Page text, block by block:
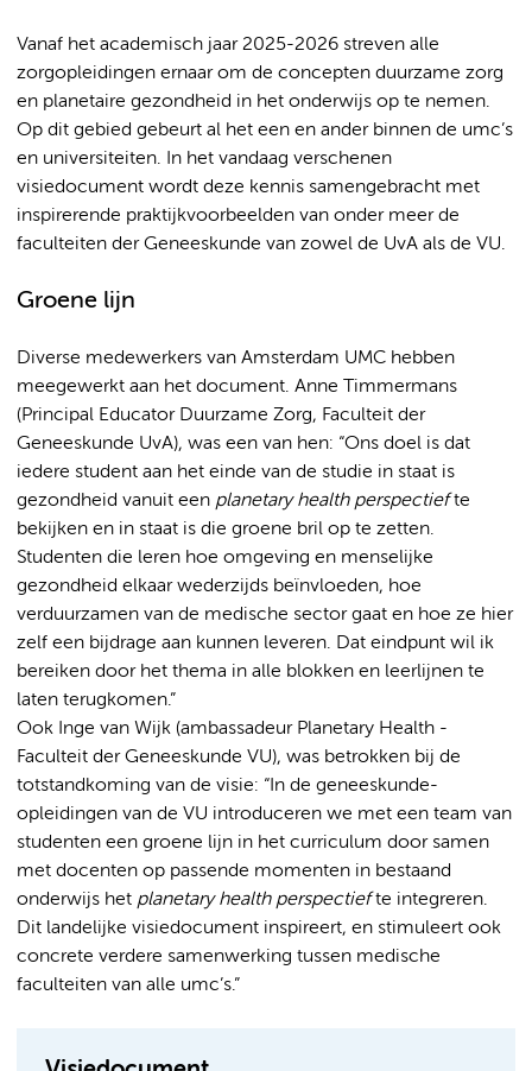
Vanaf het academisch jaar 2025-2026 streven alle
zorgopleidingen ernaar om de concepten duurzame zorg
en planetaire gezondheid in het onderwijs op te nemen.
Op dit gebied gebeurt al het een en ander binnen de umc’s
en universiteiten. In het vandaag verschenen
visiedocument wordt deze kennis samengebracht met
inspirerende praktijkvoorbeelden van onder meer de
faculteiten der Geneeskunde van zowel de UvA als de VU.
Groene lijn
Diverse medewerkers van Amsterdam UMC hebben
meegewerkt aan het document. Anne Timmermans
(Principal Educator Duurzame Zorg, Faculteit der
Geneeskunde UvA), was een van hen: “Ons doel is dat
iedere student aan het einde van de studie in staat is
gezondheid vanuit een planetary health perspectiefte
bekijken en in staat is die groene bril op te zetten.
Studenten die leren hoe omgeving en menselijke
gezondheid elkaar wederzijds beïnvloeden, hoe
verduurzamen van de medische sector gaat en hoe ze hier
zelf een bijdrage aan kunnen leveren. Dat eindpunt wil ik
bereiken door het thema in alle blokken en leerlijnen te
laten terugkomen.”
Ook Inge van Wijk (ambassadeur Planetary Health -
Faculteit der Geneeskunde VU), was betrokken bij de
totstandkoming van de visie: “In de geneeskunde-
opleidingen van de VU introduceren we met een team van
studenten een groene lijn in het curriculum door samen
met docenten op passende momenten in bestaand
onderwijs het planetary health perspectiefte integreren.
Dit landelijke visiedocument inspireert, en stimuleert ook
concrete verdere samenwerking tussen medische
faculteiten van alle umc’s.”